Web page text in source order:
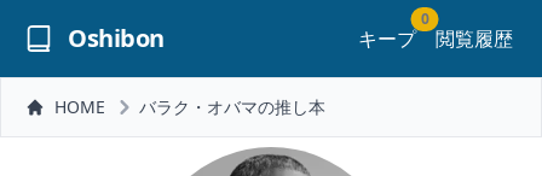
Oshibon キープ
0
閲覧履歴
HOME バラク・オバマの推し本